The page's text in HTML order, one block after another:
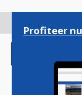
gaan
Profiteer